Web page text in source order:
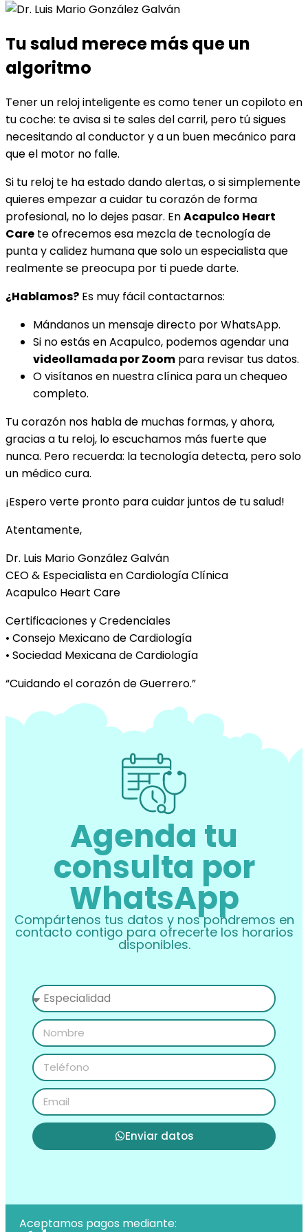
Tu salud merece más que un
algoritmo
Tener un reloj inteligente es como tener un copiloto en
tu coche: te avisa si te sales del carril, pero tú sigues
necesitando al conductor y a un buen mecánico para
que el motor no falle.
Si tu reloj te ha estado dando alertas, o si simplemente
quieres empezar a cuidar tu corazón de forma
profesional, no lo dejes pasar. EnAcapulco Heart
Care te ofrecemos esa mezcla de tecnología de
punta y calidez humana que solo un especialista que
realmente se preocupa por ti puede darte.
¿Hablamos? Es muy fácil contactarnos:
Mándanos un mensaje directo por WhatsApp.
Si no estás en Acapulco, podemos agendar una
videollamada por Zoom para revisar tus datos.
O visítanos en nuestra clínica para un chequeo
completo.
Tu corazón nos habla de muchas formas, y ahora,
gracias a tu reloj, lo escuchamos más fuerte que
nunca. Pero recuerda: la tecnología detecta, pero solo
un médico cura.
¡Espero verte pronto para cuidar juntos de tu salud!
Atentamente,
Dr. Luis Mario González Galván
CEO & Especialista en Cardiología Clínica
Acapulco Heart Care
Certificaciones y Credenciales
• Consejo Mexicano de Cardiología
• Sociedad Mexicana de Cardiología
“Cuidando el corazón de Guerrero.”
Agenda tu
consulta por
WhatsApp
Compártenos tus datos y nos pondremos en
contacto contigo para ofrecerte los horarios
disponibles.
Enviar datos
Aceptamos pagos mediante: